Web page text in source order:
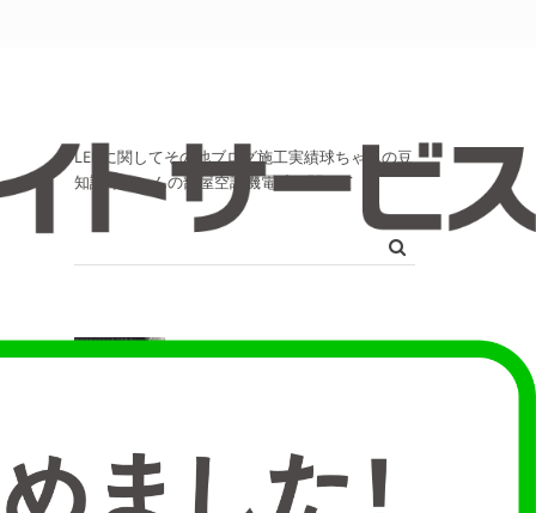
LEDに関してその他ブログ施工実績球ちゃんの豆
知識 球ちゃんの部屋空調機電球に関して
【また値上げ】パナソニ
【LED実績100件以上】オ